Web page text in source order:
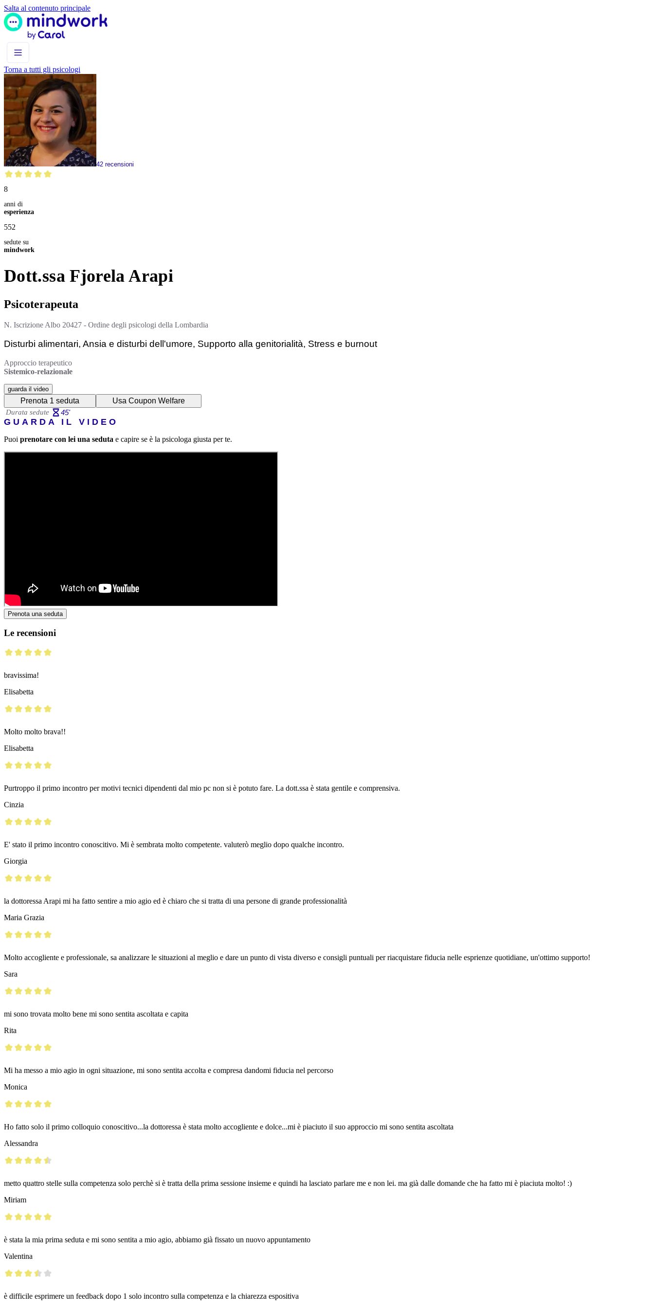
Salta al contenuto principale
Torna a tutti gli psicologi
42 recensioni
8
anni di
esperienza
552
sedute su
mindwork
Dott.ssa Fjorela Arapi
Psicoterapeuta
N. Iscrizione Albo 20427 - Ordine degli psicologi della Lombardia
Disturbi alimentari, Ansia e disturbi dell'umore, Supporto alla genitorialità, Stress e burnout
Approccio terapeutico
Sistemico-relazionale
guarda il video
Prenota 1 seduta Usa Coupon Welfare
Durata sedute 45'
GUARDA IL VIDEO
Puoi prenotare con lei una seduta e capire se è la psicologa giusta per te.
Prenota una seduta
Le recensioni
bravissima!
Elisabetta
Molto molto brava!!
Elisabetta
Purtroppo il primo incontro per motivi tecnici dipendenti dal mio pc non si è potuto fare. La dott.ssa è stata gentile e comprensiva.
Cinzia
E' stato il primo incontro conoscitivo. Mi è sembrata molto competente. valuterò meglio dopo qualche incontro.
Giorgia
la dottoressa Arapi mi ha fatto sentire a mio agio ed è chiaro che si tratta di una persone di grande professionalità
Maria Grazia
Molto accogliente e professionale, sa analizzare le situazioni al meglio e dare un punto di vista diverso e consigli puntuali per riacquistare fiducia nelle esprienze quotidiane, un'ottimo supporto!
Sara
mi sono trovata molto bene mi sono sentita ascoltata e capita
Rita
Mi ha messo a mio agio in ogni situazione, mi sono sentita accolta e compresa dandomi fiducia nel percorso
Monica
Ho fatto solo il primo colloquio conoscitivo...la dottoressa è stata molto accogliente e dolce...mi è piaciuto il suo approccio mi sono sentita ascoltata
Alessandra
metto quattro stelle sulla competenza solo perchè si è tratta della prima sessione insieme e quindi ha lasciato parlare me e non lei. ma già dalle domande che ha fatto mi è piaciuta molto! :)
Miriam
è stata la mia prima seduta e mi sono sentita a mio agio, abbiamo già fissato un nuovo appuntamento
Valentina
è difficile esprimere un feedback dopo 1 solo incontro sulla competenza e la chiarezza espositiva